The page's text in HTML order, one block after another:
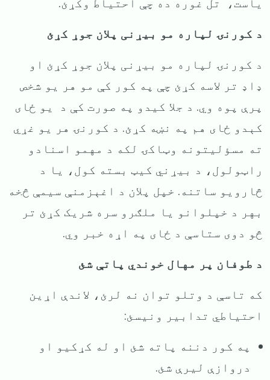
د کورنۍ لپاره مو بیړنی پلان جوړ کړئ
د کورنۍ لپاره مو بیړنی پلان جوړ کړئ او
ډاډ تر لاسه کړئ چې په کور کې مو هر یو شخص
پرې پوه وي. د جلا کیدو په صورت کې د یو ځای
کېدو ځای هم په نښه کړئ. د کورنۍ هر یو غړي
ته مسؤلیتونه وټاکۍ لکه د مهمو اسنادو
راټولول، د بیړني کیټ بسته کول، یا د
څارویو ساتنه. خپل پلان د اغېزمنې سیمې څخه
بهر د خپلوانو یا ملګرو سره شریک کړئ تر
څو دوی ستاسې د ځای په اړه خبر وي.
د طوفان پر مهال خوندي پاتې شئ
که تاسې د وتلو توان نه لرئ، لاندې اړین
احتیاطي تدابیر ونیسئ:
په کور دننه پاته شئ او له کړکیو او
دروازې لیرې شئ.